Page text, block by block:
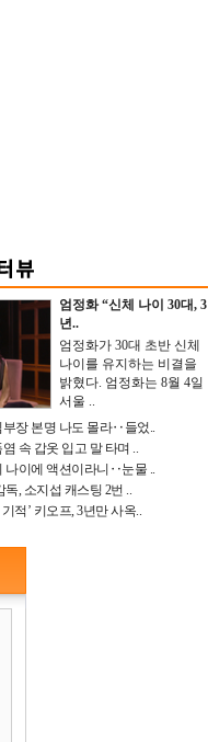
엄정화 “신체 나이 30대, 3
년..
엄정화가 30대 초반 신체
나이를 유지하는 비결을
밝혔다. 엄정화는 8월 4일
서울 ..
부장 본명 나도 몰라‥들었..
염 속 갑옷 입고 말 타며 ..
나이에 액션이라니‥눈물 ..
독, 소지섭 캐스팅 2번 ..
적’ 키오프, 3년만 사옥..